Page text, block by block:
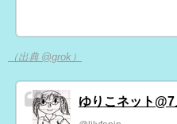
（出典 @grok）
ゆりこネット